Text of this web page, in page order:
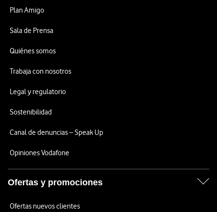
Plan Amigo
Sala de Prensa
Quiénes somos
Trabaja con nosotros
Legal y regulatorio
Sostenibilidad
Canal de denuncias – Speak Up
Opiniones Vodafone
Ofertas y promociones
Ofertas nuevos clientes